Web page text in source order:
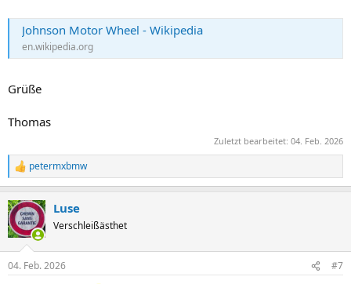
Johnson Motor Wheel - Wikipedia
en.wikipedia.org
Grüße
Thomas
Zuletzt bearbeitet: 04. Feb. 2026
R
e
k
t
i
e
petermxbmw
Luse
Verschleißästhet
04. Feb. 2026 #7